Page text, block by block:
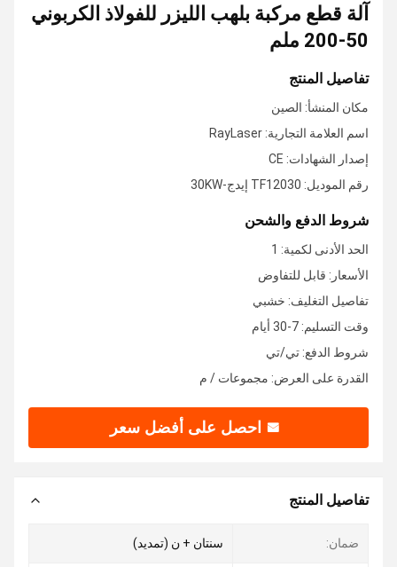
آلة قطع مركبة بلهب الليزر للفولاذ الكربوني
50-200 ملم
تفاصيل المنتج
مكان المنشأ: الصين
اسم العلامة التجارية: RayLaser
إصدار الشهادات: CE
رقم الموديل: TF12030 إيدج-30KW
شروط الدفع والشحن
الحد الأدنى لكمية: 1
الأسعار: قابل للتفاوض
تفاصيل التغليف: خشبي
وقت التسليم: 7-30 أيام
شروط الدفع: تي/تي
القدرة على العرض: مجموعات / م
تفاصيل المنتج
ضمان: سنتان + ن (تمديد)